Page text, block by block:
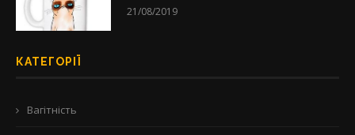
21/08/2019
КАТЕГОРІЇ
Вагітність